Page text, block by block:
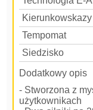
Kierunkowskazy
Tempomat
Siedzisko
Dodatkowy opis
- Stworzona z
użytkownikach